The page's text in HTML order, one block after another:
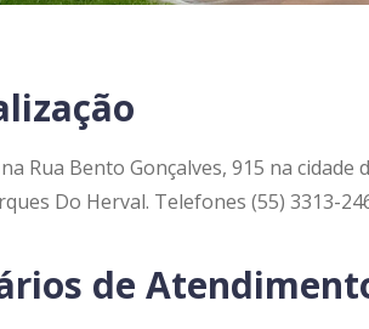
Rua Bento Gonçalves, 915 na
Do Herval. Telefones (55) 3313-
de